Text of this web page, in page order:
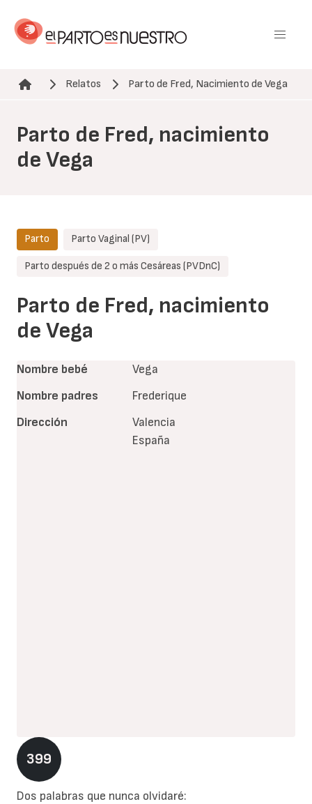
contenido
Ruta de navegación
Relatos Parto de Fred, Nacimiento de Vega
Parto de Fred, nacimiento
de Vega
399
Parto de Fred, nacimiento
de Vega
Parto Parto Vaginal (PV)
Parto después de 2 o más Cesáreas (PVDnC)
Dos palabras que nunca olvidaré:
Nombre bebé
Vega
Nombre padres
Frederique
Dirección
Valencia
España